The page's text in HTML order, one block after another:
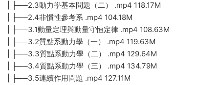
| ├──2.3動力學基本問題（二） .mp4 118.17M
| ├──2.4非慣性參考系 .mp4 104.18M
| ├──3.1動量定理與動量守恒定律 .mp4 108.63M
| ├──3.2質點系動力學（一） .mp4 119.63M
| ├──3.3質點系動力學（二） .mp4 129.64M
| ├──3.4質點系動力學（三） .mp4 134.79M
| ├──3.5連續作用問題 .mp4 127.11M